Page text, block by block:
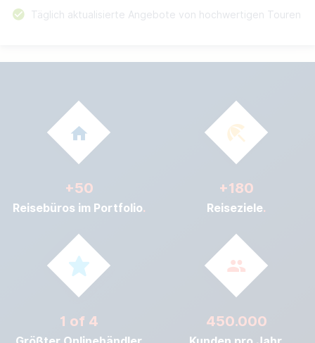
Täglich aktualisierte Angebote von hochwertigen Touren
+50
Reisebüros im Portfolio
+180
Reiseziele
1 of 4 450.000